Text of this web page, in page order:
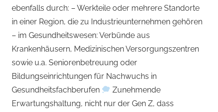
ebenfalls durch: – Werkteile oder mehrere Standorte
in einer Region, die zu Industrieunternehmen gehören
– im Gesundheitswesen: Verbünde aus
Krankenhäusern, Medizinischen Versorgungszentren
sowie u.a. Seniorenbetreuung oder
Bildungseinrichtungen für Nachwuchs in
Gesundheitsfachberufen
Zunehmende
Erwartungshaltung, nicht nur der Gen Z, dass